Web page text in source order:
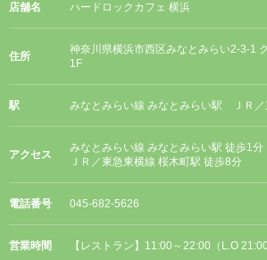
店舗名 ハードロックカフェ 横浜
住所
神奈川県横浜市西区みなとみらい2-3-1
1F
駅 みなとみらい線 みなとみらい駅 ＪＲ／
アクセス
みなとみらい線 みなとみらい駅 徒歩1分
ＪＲ／東急東横線 桜木町駅 徒歩8分
電話番号 045-682-5626
営業時間 【レストラン】11:00～22:00（L.O 21:00